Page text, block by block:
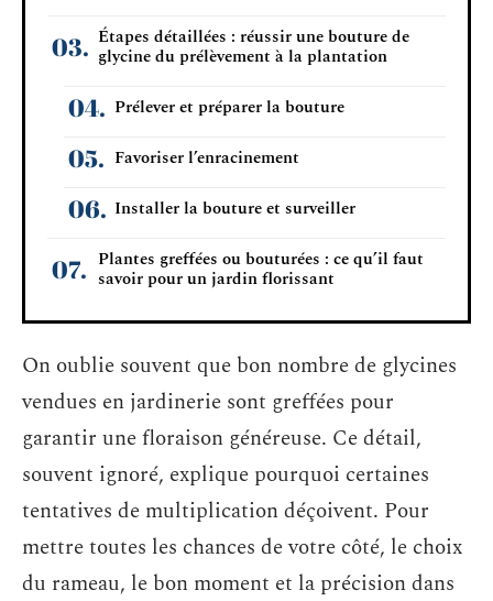
Étapes détaillées : réussir une bouture de
glycine du prélèvement à la plantation
Prélever et préparer la bouture
Favoriser l’enracinement
Installer la bouture et surveiller
Plantes greffées ou bouturées : ce qu’il faut
savoir pour un jardin florissant
On oublie souvent que bon nombre de glycines
vendues en jardinerie sont greffées pour
garantir une floraison généreuse. Ce détail,
souvent ignoré, explique pourquoi certaines
tentatives de multiplication déçoivent. Pour
mettre toutes les chances de votre côté, le choix
du rameau, le bon moment et la précision dans